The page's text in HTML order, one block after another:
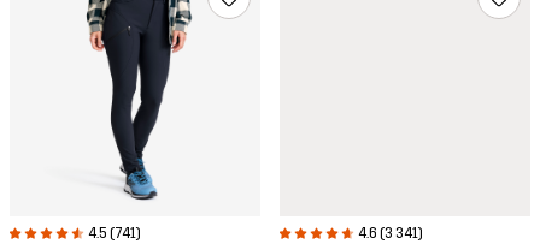
4.5 (741) 4.6 (3 341)